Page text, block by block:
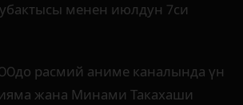
менен июлдун 7си
расмий аниме каналында үн
жана Минами Такахаши